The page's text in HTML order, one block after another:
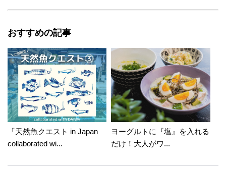
おすすめの記事
「天然魚クエスト in Japan
collaborated wi...
ヨーグルトに『塩』を入れる
だけ！大人がワ...